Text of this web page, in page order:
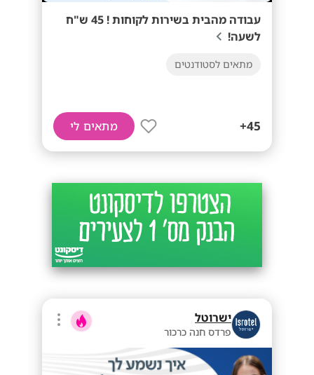
עבודה מהבית בשירות לקוחות ! 45 ש"ח
לשעה!
מתאים לסטודנטים
45+ מתאים לי
ישרוטל
פרדס חנה כרכור